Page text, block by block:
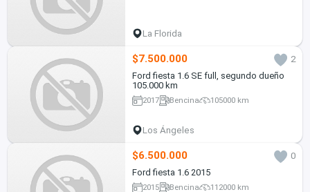
La Florida
$7.500.000
2
Ford fiesta 1.6 SE full, segundo dueño
105.000 km
2017 Bencina 105000 km
Los Ángeles
$6.500.000
0
Ford fiesta 1.6 2015
2015 Bencina 112000 km